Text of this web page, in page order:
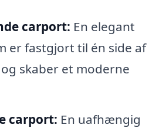
carport: En elegant
er fastgjort til én side af
skaber et moderne
carport: En uafhængig